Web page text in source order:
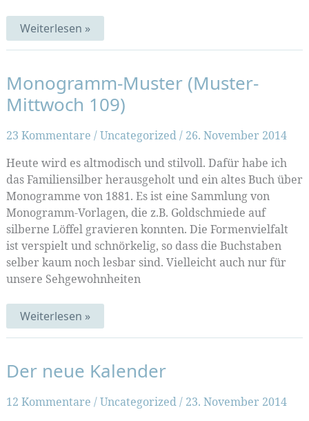
Ösensterne
Weiterlesen »
Monogramm-Muster (Muster-
Mittwoch 109)
23 Kommentare /Uncategorized/ 26. November 2014
Heute wird es altmodisch und stilvoll. Dafür habe ich
das Familiensilber herausgeholt und ein altes Buch über
Monogramme von 1881. Es ist eine Sammlung von
Monogramm-Vorlagen, die z.B. Goldschmiede auf
silberne Löffel gravieren konnten. Die Formenvielfalt
ist verspielt und schnörkelig, so dass die Buchstaben
selber kaum noch lesbar sind. Vielleicht auch nur für
unsere Sehgewohnheiten
Monogramm-
Muster
(Muster-
Weiterlesen »
Der neue Kalender
12 Kommentare /Uncategorized/ 23. November 2014